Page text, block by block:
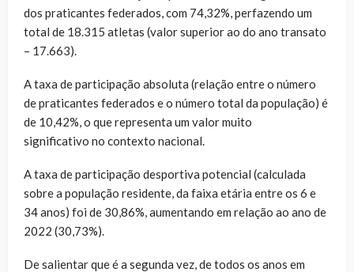
dos praticantes federados, com 74,32%, perfazendo um
total de 18.315 atletas (valor superior ao do ano transato
– 17.663).
A taxa de participação absoluta (relação entre o número
de praticantes federados e o número total da população) é
de 10,42%, o que representa um valor muito
significativo no contexto nacional.
A taxa de participação desportiva potencial (calculada
sobre a população residente, da faixa etária entre os 6 e
34 anos) foi de 30,86%, aumentando em relação ao ano de
2022 (30,73%).
De salientar que é a segunda vez, de todos os anos em